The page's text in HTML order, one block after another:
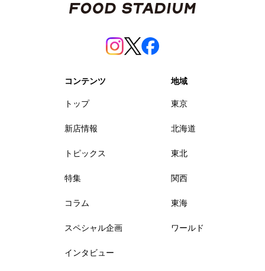
コンテンツ
トップ
新店情報
トピックス
特集
コラム
スペシャル企画
インタビュー
地域
東京
北海道
東北
関西
東海
ワールド